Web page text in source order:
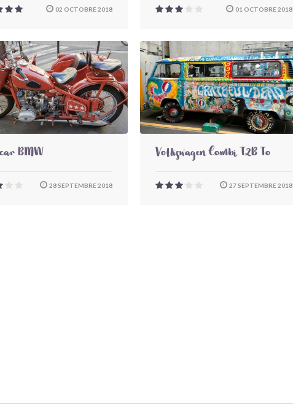
02 OCTOBRE 2018 01 OCTOBRE 2018
BMW
28 SEPTEMBRE 2018
Volkswagen Combi T2B To
27 SEPTEMBRE 2018